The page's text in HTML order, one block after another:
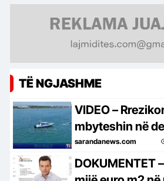
TË NGJASHME
VIDEO –
mbyteshin në
shpëton në
me jetski…
sarandanews.com
DOKUMENTET